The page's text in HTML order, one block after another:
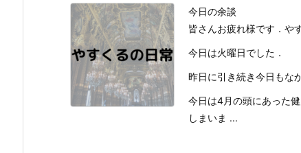
今日の余談
皆さんお疲れ様です．や
今日は火曜日でした．
昨日に引き続き今日もな
今日は4月の頭にあった
しまいま ...